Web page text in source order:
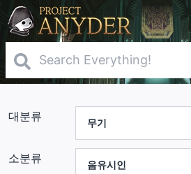
대분류
소분류